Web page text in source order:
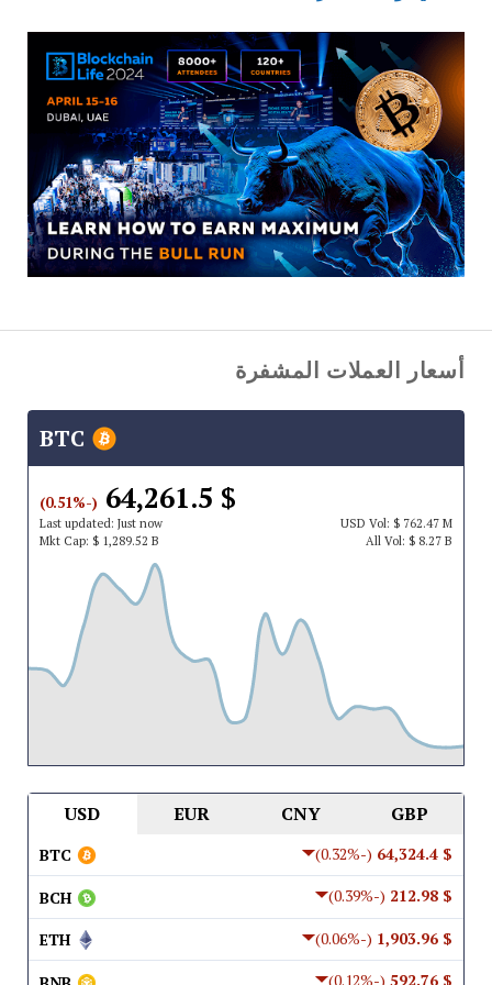
أسعار العملات المشفرة
$ 64,261.5
(-0.51%)
Last updated: Just now USDVol: $ 762.47 M
Mkt Cap: $ 1,289.52 B All Vol: $ 8.27 B
USD EUR CNY GBP
$ 64,324.4
(-0.32%)
BTC
$ 212.98
(-0.39%)
BCH
$ 1,903.96
(-0.06%)
ETH
$ 592.76
(-0.12%)